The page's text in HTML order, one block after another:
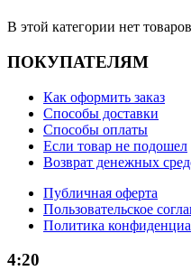
В этой категории нет товаров
ПОКУПАТЕЛЯМ
Как оформить заказ
Способы доставки
Способы оплаты
Если товар не подошел
Возврат денежных
Публичная оферта
Пользовательское
Политика
4:20